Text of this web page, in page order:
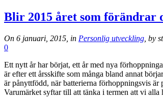
Blir 2015 året som förändrar
On 6 januari, 2015, in Personlig utveckling , by
0
Ett nytt år har börjat, ett år med nya
är efter ett årsskifte som många bland annat
är pånyttfödd, när batterierna förhoppningsvis
Varumärket syftar till att tänka i termen att vi